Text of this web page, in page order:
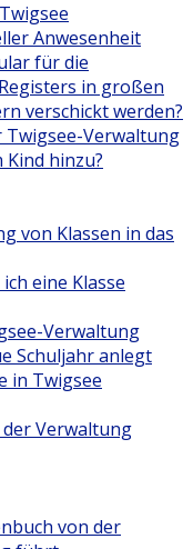
Anwesenheit
für die
in großen
verschickt werden?
Verwaltung
hinzu?
von Klassen in das
eine Klasse
Verwaltung
Schuljahr anlegt
in Twigsee
der Verwaltung
von der